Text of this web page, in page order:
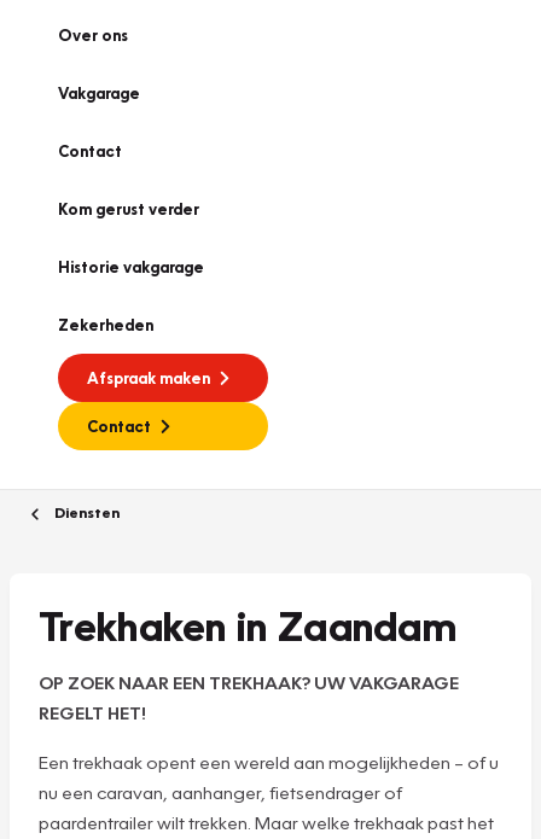
Over ons
Vakgarage
Contact
Kom gerust verder
Historie vakgarage
Zekerheden
Afspraak maken
Contact
Diensten
Trekhaken in Zaandam
OP ZOEK NAAR EEN TREKHAAK? UW VAKGARAGE
REGELT HET!
Een trekhaak opent een wereld aan mogelijkheden – of u
nu een caravan, aanhanger, fietsendrager of
paardentrailer wilt trekken. Maar welke trekhaak past het